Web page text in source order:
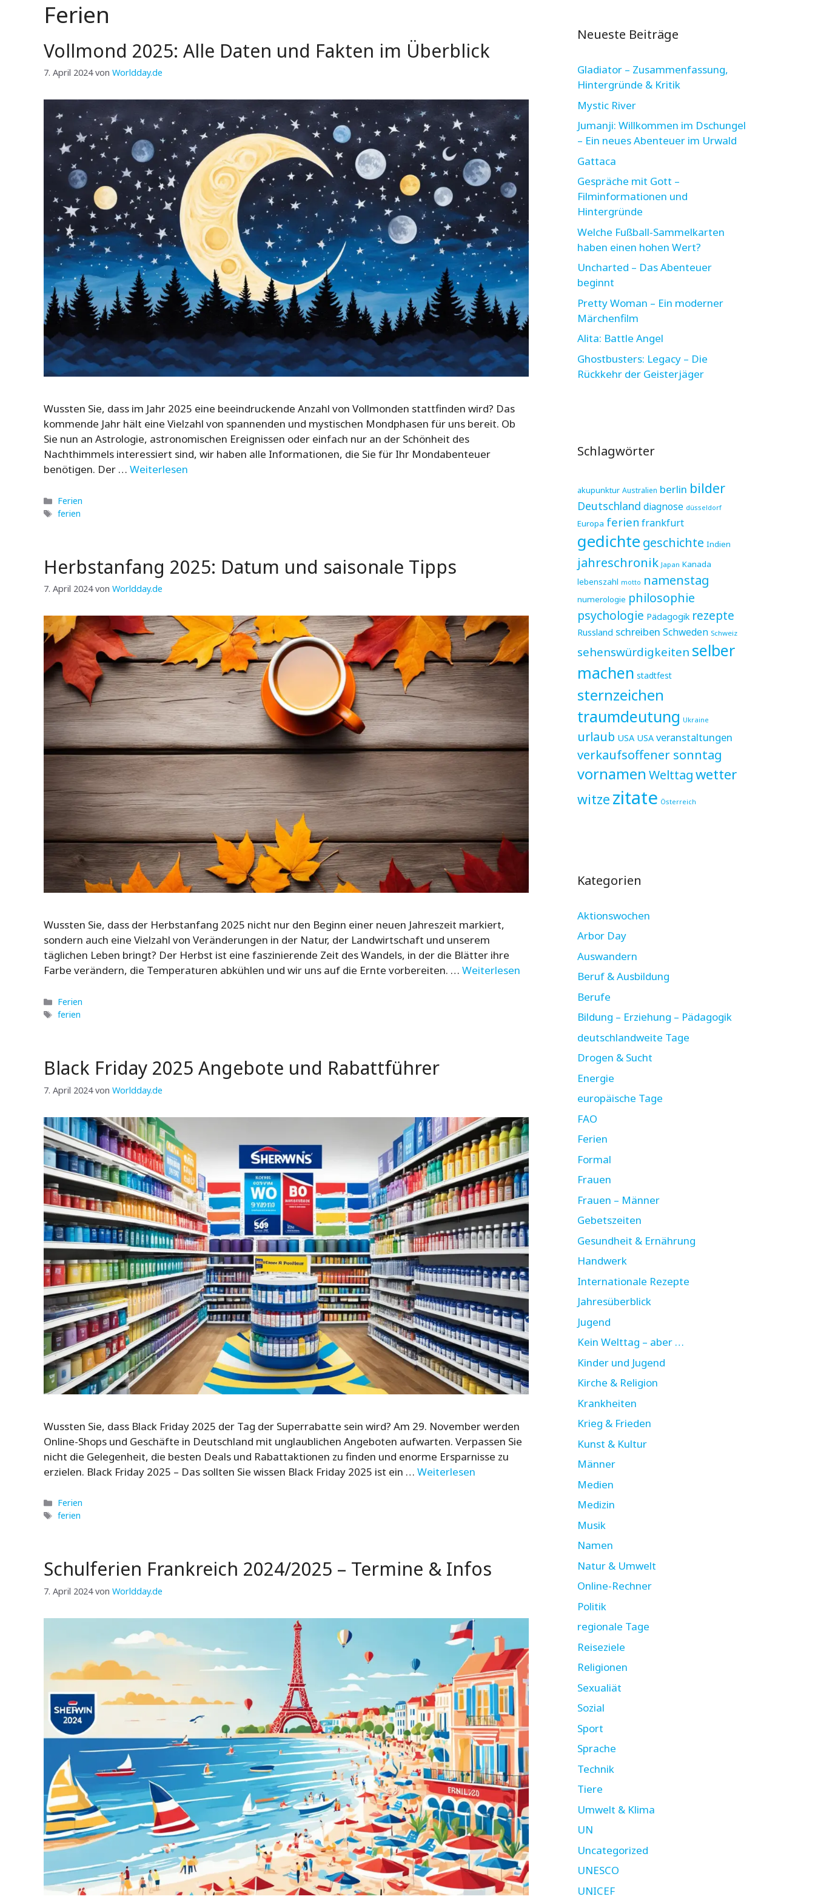
Ferien
Vollmond 2025: Alle Daten und Fakten im Überblick
7. April 2024 von Worldday.de
Wussten Sie, dass im Jahr 2025 eine beeindruckende Anzahl von Vollmonden stattfinden wird? Das
kommende Jahr hält eine Vielzahl von spannenden und mystischen Mondphasen für uns bereit. Ob
Sie nun an Astrologie, astronomischen Ereignissen oder einfach nur an der Schönheit des
Nachthimmels interessiert sind, wir haben alle Informationen, die Sie für Ihr Mondabenteuer
benötigen. Der … Weiterlesen
Kategorien
Ferien
Schlagwörter
ferien
Herbstanfang 2025: Datum und saisonale Tipps
7. April 2024 von Worldday.de
Wussten Sie, dass der Herbstanfang 2025 nicht nur den Beginn einer neuen Jahreszeit markiert,
sondern auch eine Vielzahl von Veränderungen in der Natur, der Landwirtschaft und unserem
täglichen Leben bringt? Der Herbst ist eine faszinierende Zeit des Wandels, in der die Blätter ihre
Farbe verändern, die Temperaturen abkühlen und wir uns auf die Ernte vorbereiten. … Weiterlesen
Kategorien
Ferien
Schlagwörter
ferien
Black Friday 2025 Angebote und Rabattführer
7. April 2024 von Worldday.de
Wussten Sie, dass Black Friday 2025 der Tag der Superrabatte sein wird? Am 29. November werden
Online-Shops und Geschäfte in Deutschland mit unglaublichen Angeboten aufwarten. Verpassen Sie
nicht die Gelegenheit, die besten Deals und Rabattaktionen zu finden und enorme Ersparnisse zu
erzielen. Black Friday 2025 – Das sollten Sie wissen Black Friday 2025 ist ein … Weiterlesen
Kategorien
Ferien
Schlagwörter
ferien
Schulferien Frankreich 2024/2025 – Termine & Infos
7. April 2024 von Worldday.de
Neueste Beiträge
Gladiator – Zusammenfassung,
Hintergründe & Kritik
Mystic River
Jumanji: Willkommen im Dschungel
– Ein neues Abenteuer im Urwald
Gattaca
Gespräche mit Gott –
Filminformationen und
Hintergründe
Welche Fußball-Sammelkarten
haben einen hohen Wert?
Uncharted – Das Abenteuer
beginnt
Pretty Woman – Ein moderner
Märchenfilm
Alita: Battle Angel
Ghostbusters: Legacy – Die
Rückkehr der Geisterjäger
Schlagwörter
akupunktur Australien berlin bilder
Deutschland diagnose düsseldorf
Europa ferien frankfurt
gedichte geschichte Indien
jahreschronik Japan Kanada
lebenszahl motto namenstag
numerologie philosophie
psychologie Pädagogik rezepte
Russland schreiben Schweden Schweiz
sehenswürdigkeiten selber
machen stadtfest
sternzeichen
traumdeutung Ukraine
urlaub USA USA veranstaltungen
verkaufsoffener sonntag
vornamen Welttagwetter
witze zitate Österreich
Kategorien
Aktionswochen
Arbor Day
Auswandern
Beruf & Ausbildung
Berufe
Bildung – Erziehung – Pädagogik
deutschlandweite Tage
Drogen & Sucht
Energie
europäische Tage
FAO
Ferien
Formal
Frauen
Frauen – Männer
Gebetszeiten
Gesundheit & Ernährung
Handwerk
Internationale Rezepte
Jahresüberblick
Jugend
Kein Welttag – aber …
Kinder und Jugend
Kirche & Religion
Krankheiten
Krieg & Frieden
Kunst & Kultur
Männer
Medien
Medizin
Musik
Namen
Natur & Umwelt
Online-Rechner
Politik
regionale Tage
Reiseziele
Religionen
Sexualiät
Sozial
Sport
Sprache
Technik
Tiere
Umwelt & Klima
UN
Uncategorized
UNESCO
UNICEF